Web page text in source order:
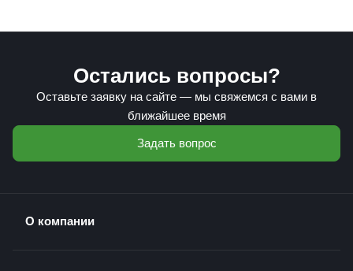
Остались вопросы?
Оставьте заявку на сайте — мы свяжемся с вами в
ближайшее время
Задать вопрос
О компании